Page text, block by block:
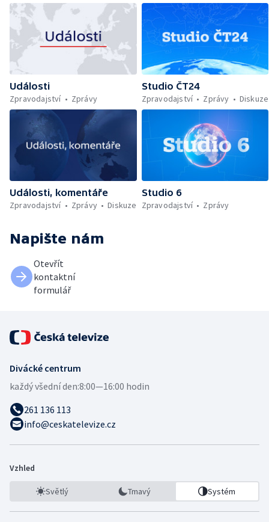
Události
Zpravodajství
Zprávy
Studio ČT24
Zpravodajství
Zprávy Diskuze
Události, komentáře
Zpravodajství
Zprávy Diskuze
Studio 6
Zpravodajství
Zprávy
Napište nám
Otevřít
kontaktní
formulář
Divácké centrum
každý všední den:8:00—16:00 hodin
261 136 113
info@ceskatelevize.cz
Vzhled
Světlý Tmavý Systém